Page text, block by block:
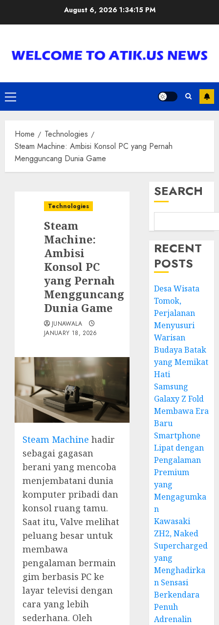
August 6, 2026 1:34:16 PM
Primary
Menu
Home
Technologies
Steam Machine: Ambisi Konsol PC yang Pernah
Mengguncang Dunia Game
Technologies
Steam
Machine:
Ambisi
Konsol PC
yang Pernah
Mengguncang
Dunia Game
JUNAWALA
JANUARY 18, 2026
Steam Machine hadir
sebagai gagasan
berani yang mencoba
menjembatani dunia
komputer pribadi dan
konsol ruang tamu.
Saat itu, Valve melihat
peluang besar untuk
membawa
pengalaman bermain
gim berbasis PC ke
layar televisi dengan
cara yang lebih
sederhana. Oleh
SEARCH
RECENT
POSTS
Desa Wisata
Tomok,
Perjalanan
Menyusuri
Warisan
Budaya Batak
yang Memikat
Hati
Samsung
Galaxy Z Fold
Membawa Era
Baru
Smartphone
Lipat dengan
Pengalaman
Premium
yang
Mengagumka
n
Kawasaki
ZH2, Naked
Supercharged
yang
Menghadirka
n Sensasi
Berkendara
Penuh
Adrenalin